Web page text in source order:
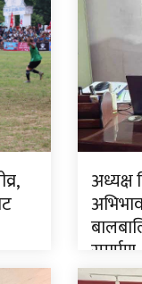
अध्यक्ष
समर्पण